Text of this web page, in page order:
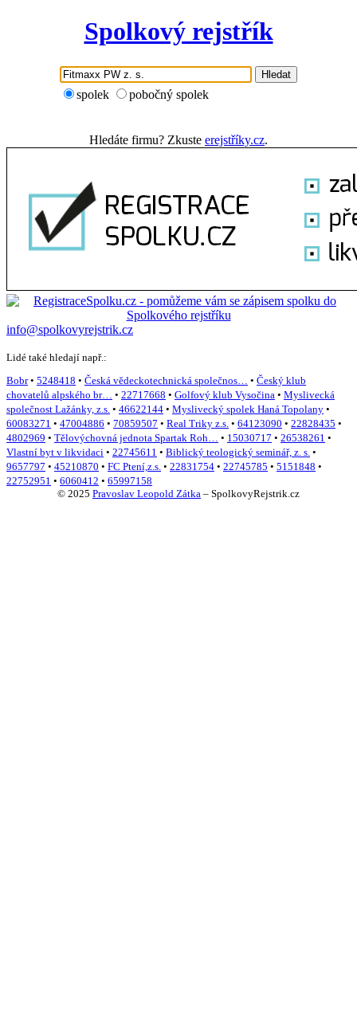
Spolkový rejstřík
Hledat
spolek pobočný spolek
Hledáte firmu? Zkuste erejstříky.cz.
info@spolkovyrejstrik.cz
Lidé také hledají např.:
Bobr • 5248418 • Česká vědeckotechnická společnos… • Český klub
chovatelů alpského br… • 22717668 • Golfový klub Vysočina • Myslivecká
společnost Lažánky, z.s. • 46622144 • Myslivecký spolek Haná Topolany •
60083271 • 47004886 • 70859507 • Real Triky z.s. • 64123090 • 22828435 •
4802969 • Tělovýchovná jednota Spartak Roh… • 15030717 • 26538261 •
Vlastní byt v likvidaci • 22745611 • Biblický teologický seminář, z. s. •
9657797 • 45210870 • FC Ptení,z.s. • 22831754 • 22745785 • 5151848 •
22752951 • 6060412 • 65997158
© 2025 Pravoslav Leopold Zátka – SpolkovyRejstrik.cz